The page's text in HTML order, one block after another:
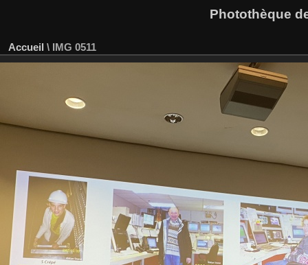
Photothèque
Accueil \ IMG 0511